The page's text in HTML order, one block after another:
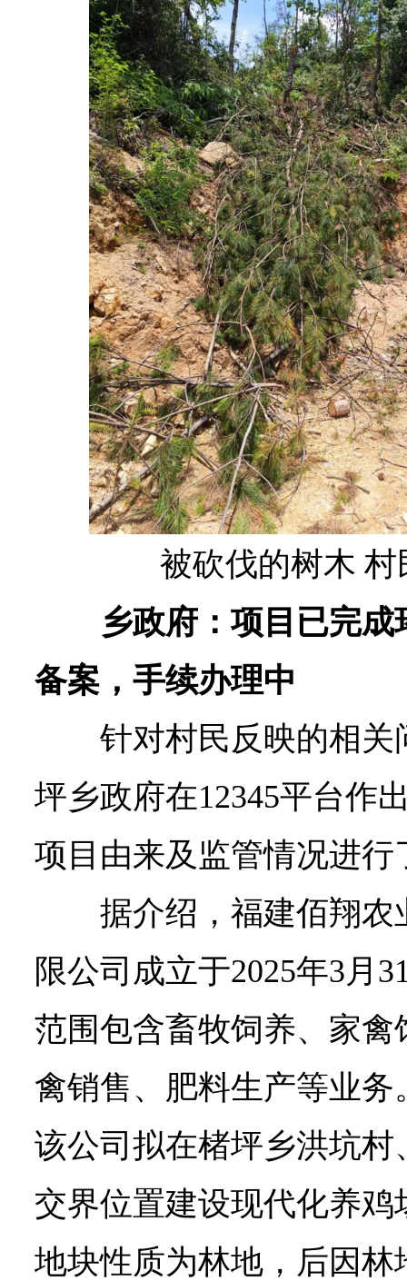
被砍伐的树木 村
乡政府：项目已完成
备案，手续办理中
针对村民反映的相关
坪乡政府在12345平台作
项目由来及监管情况进行
据介绍，福建佰翔农
限公司成立于2025年3月
范围包含畜牧饲养、家禽
禽销售、肥料生产等业务
该公司拟在楮坪乡洪坑村
交界位置建设现代化养鸡
地块性质为林地，后因林